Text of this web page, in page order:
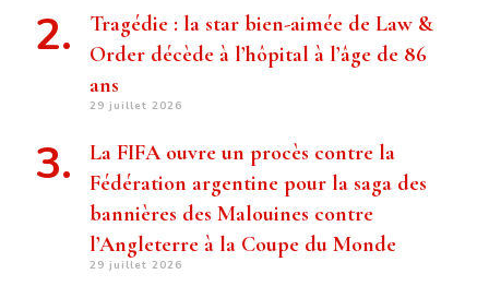
Tragédie : la star bien-aimée de Law &
Order décède à l’hôpital à l’âge de 86
ans
29 juillet 2026
La FIFA ouvre un procès contre la
Fédération argentine pour la saga des
bannières des Malouines contre
l’Angleterre à la Coupe du Monde
29 juillet 2026